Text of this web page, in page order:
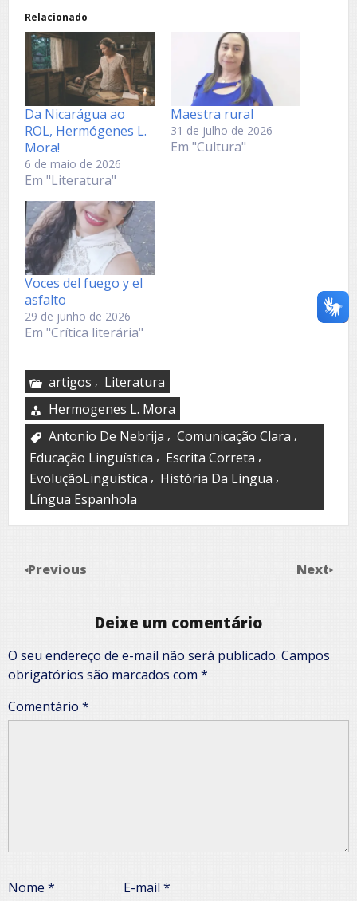
Relacionado
Da Nicarágua ao
ROL, Hermógenes L.
Mora!
6 de maio de 2026
Em "Literatura"
Maestra rural
31 de julho de 2026
Em "Cultura"
Voces del fuego y el
asfalto
29 de junho de 2026
Em "Crítica literária"
artigos , Literatura
Hermogenes L. Mora
Antonio De Nebrija , Comunicação Clara ,
Educação Linguística , Escrita Correta ,
EvoluçãoLinguística , História Da Língua ,
Língua Espanhola
Previous Next
Deixe um comentário
O seu endereço de e-mail não será publicado. Campos
obrigatórios são marcados com *
Comentário *
Nome * E-mail*